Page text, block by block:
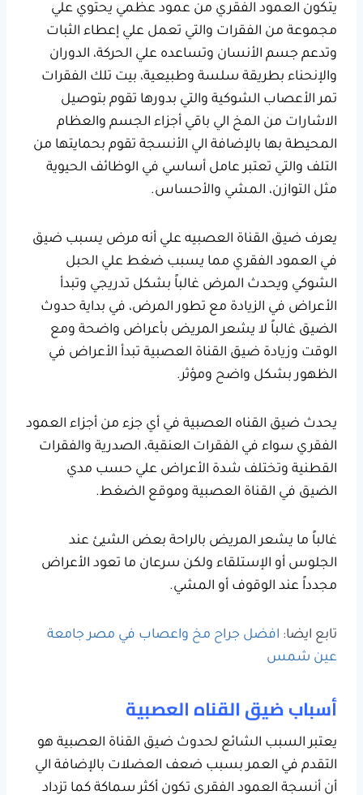
يتكون العمود الفقري من عمود عظمي يحتوي علي
مجموعة من الفقرات والتي تعمل علي إعطاء الثبات
وتدعم جسم الأنسان وتساعده علي الحركة، الدوران
والإنحناء بطريقة سلسة وطبيعية، بيت تلك الفقرات
تمر الأعصاب الشوكية والتي بدورها تقوم بتوصيل
الاشارات من المخ الي باقي أجزاء الجسم والعظام
المحيطة بها بالإضافة الي الأنسجة تقوم بحمايتها من
التلف والتي تعتبر عامل أساسي في الوظائف الحيوية
مثل التوازن، المشي والأحساس.
يعرف ضيق القناة العصبيه علي أنه مرض يسبب ضيق
في العمود الفقري مما يسبب ضغط علي الحبل
الشوكي ويحدث المرض غالباً بشكل تدريجي وتبدأ
الأعراض في الزيادة مع تطور المرض، في بداية حدوث
الضيق غالباً لا يشعر المريض بأعراض واضحة ومع
الوقت وزيادة ضيق القناة العصبية تبدأ الأعراض في
الظهور بشكل واضح ومؤثر.
يحدث ضيق القناه العصبية في أي جزء من أجزاء العمود
الفقري سواء في الفقرات العنقية، الصدرية والفقرات
القطنية وتختلف شدة الأعراض علي حسب مدي
الضيق في القناة العصبية وموقع الضغط.
غالباً ما يشعر المريض بالراحة بعض الشيئ عند
الجلوس أو الإستلقاء ولكن سرعان ما تعود الأعراض
مجدداً عند الوقوف أو المشي.
تابع ايضا: افضل جراح مخ واعصاب في مصر جامعة
عين شمس
أسباب ضيق القناه العصبية
يعتبر السبب الشائع لحدوث ضيق القناة العصبية هو
التقدم في العمر بسبب ضعف العضلات بالإضافة الي
أن أنسجة العمود الفقري تكون أكثر سماكة كما تزداد